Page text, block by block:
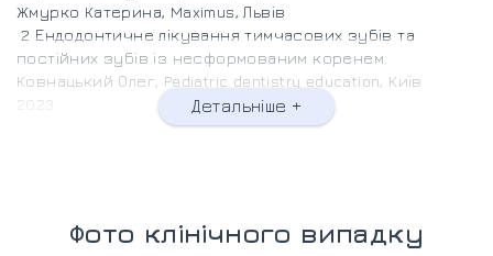
Жмурко Катерина, Maximus, Львів
2 Ендодонтичне лікування тимчасових зубів та
постійних зубів із несформованим коренем.
Ковнацький Олег, Pediatric dentistry education, Київ
2023
• GUNDJAK DENTAL CROUP «Пряма реставрація бокової
Детальніше +
Фото клінічного випадку